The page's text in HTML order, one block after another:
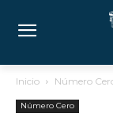
Inicio Número
Número Cero